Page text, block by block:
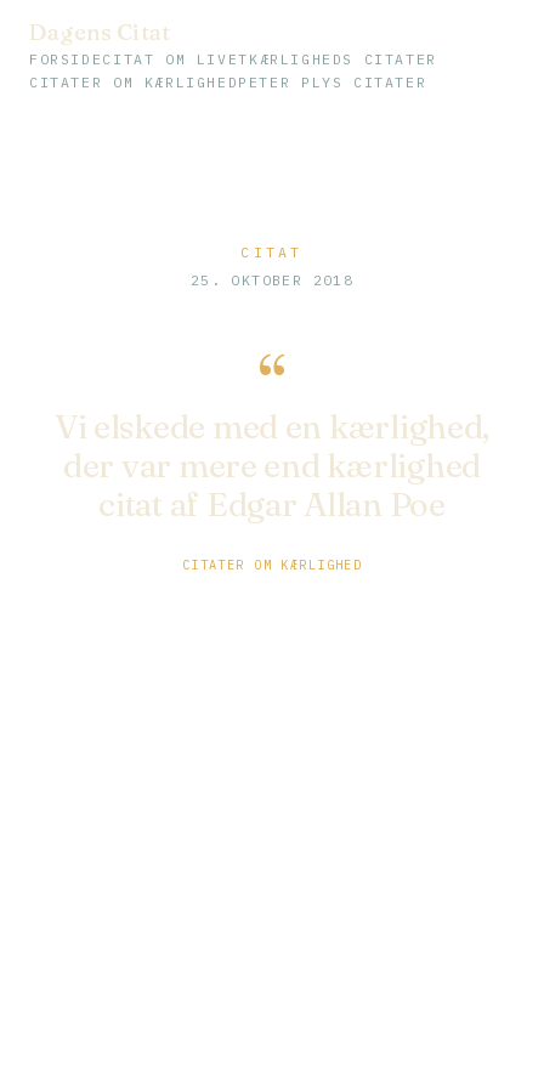
Dagens Citat
FORSIDE CITAT OM LIVET KÆRLIGHEDS CITATER
CITATER OM KÆRLIGHED PETER PLYS CITATER
CITAT
25. OKTOBER 2018
“
Vi elskede med en kærlighed,
der var mere end kærlighed
citat af Edgar Allan Poe
CITATER OM KÆRLIGHED